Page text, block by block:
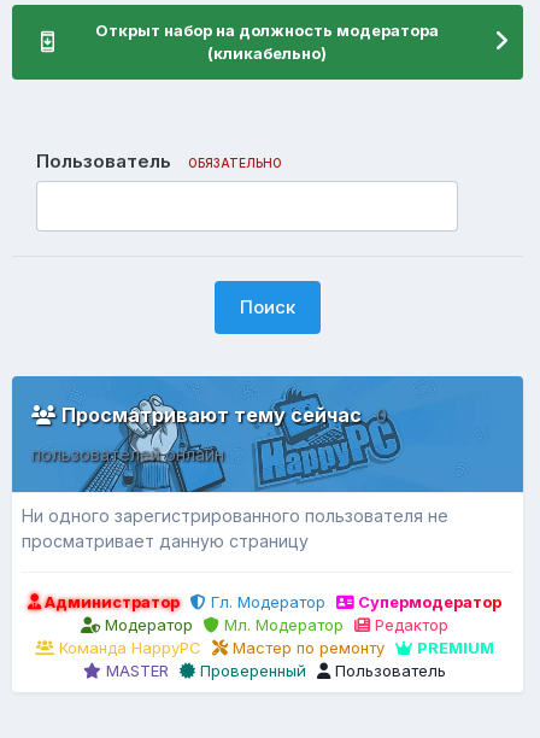
Открыт набор на должность модератора
(кликабельно)
Пользователь ОБЯЗАТЕЛЬНО
Поиск
Просматривают тему сейчас0
пользователей онлайн
Ни одного зарегистрированного пользователя не
просматривает данную страницу
Администратор Гл. Модератор
Супермодератор
Модератор
Мл. Модератор
Редактор
Команда HappyPC
Мастер по ремонту
PREMIUM
MASTER
Проверенный Пользователь